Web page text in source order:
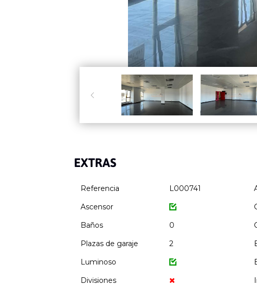

EXTRAS
Referencia L000741
Ascensor
Baños 0
Plazas de garaje
2
Luminoso
Divisiones